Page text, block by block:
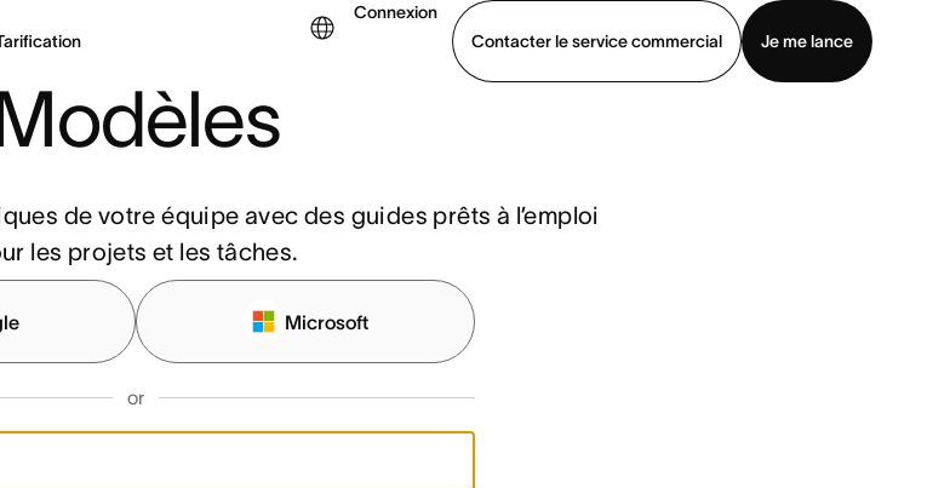
Connexion
Contacter le service commercial
Je me lance
Contacter le service commercial
de votre équipe avec des guides prêts à l’emploi
les projets et les tâches.
Microsoft
or